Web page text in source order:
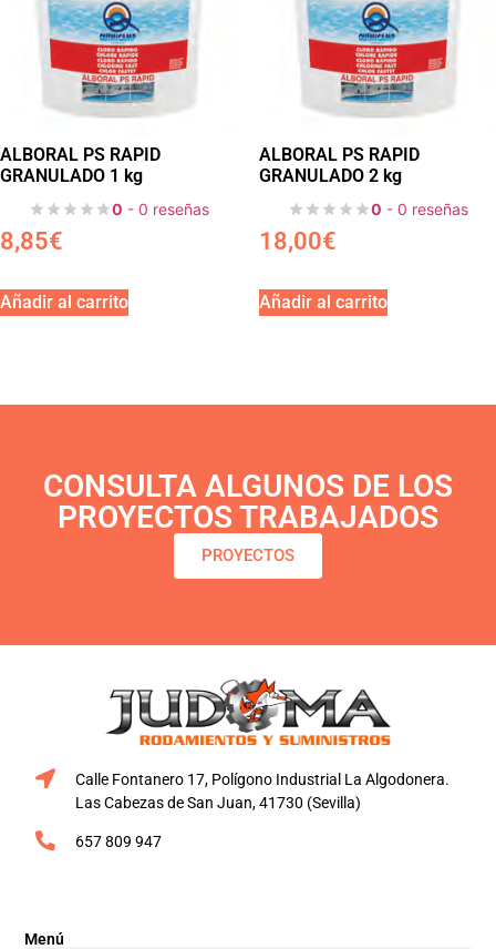
ALBORAL PS RAPID
GRANULADO 1 kg
0 - 0 reseñas
8,85€
Añadir al carrito
ALBORAL PS RAPID
GRANULADO 2 kg
0 - 0 reseñas
18,00€
Añadir al carrito
CONSULTA ALGUNOS DE LOS
PROYECTOS TRABAJADOS
PROYECTOS
Calle Fontanero 17, Polígono Industrial La Algodonera.
Las Cabezas de San Juan, 41730 (Sevilla)
657 809 947
Menú